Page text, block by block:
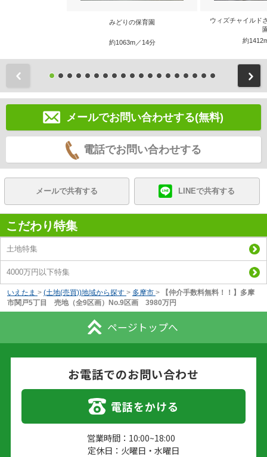
みどりの保育園
約1063m／14分
ウィズチャイルド
約
メールでお問い合わせする(無料)
電話でお問い合わせする
メールで共有する LINEで共有する
こだわり特集
土地特集
4000万円以下特集
いえたま > (土地(売買))地域から探す > 多摩市 >
【仲介手数料無料！！】多摩
市関戸5丁目 売地（全9区画）No.9区画 3980万円
ページトップへ
お電話でのお問い合わせ
電話をかける
営業時間：10:00~18:00
定休日：火曜日・水曜日